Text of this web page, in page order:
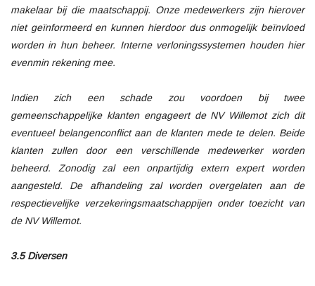
makelaar bij die maatschappij. Onze medewerkers zijn hierover
niet geïnformeerd en kunnen hierdoor dus onmogelijk beïnvloed
worden in hun beheer. Interne verloningssystemen houden hier
evenmin rekening mee.
Indien zich een schade zou voordoen bij twee
gemeenschappelijke klanten engageert de NV Willemot zich dit
eventueel belangenconflict aan de klanten mede te delen. Beide
klanten zullen door een verschillende medewerker worden
beheerd. Zonodig zal een onpartijdig extern expert worden
aangesteld. De afhandeling zal worden overgelaten aan de
respectievelijke verzekeringsmaatschappijen onder toezicht van
de NV Willemot.
3.5 Diversen